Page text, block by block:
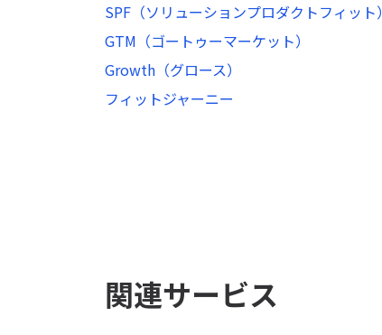
SPF（ソリューションプロダクトフィット）
GTM（ゴートゥーマーケット）
Growth（グロース）
フィットジャーニー
関連サービス